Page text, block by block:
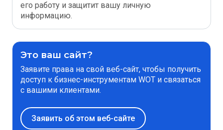
его работу и защитит вашу личную
информацию.
Это ваш сайт?
Заявите права на свой веб-сайт, чтобы получить
доступ к бизнес-инструментам WOT и связаться
с вашими клиентами.
Заявить об этом веб-сайте